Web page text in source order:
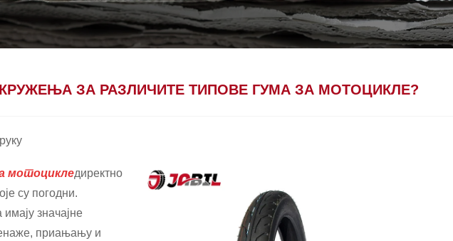
ЗА РАЗЛИЧИТЕ ТИПОВЕ ГУМА ЗА МОТОЦИКЛЕ?
мотоцикледиректно
су погодни.
имају значајне
приањању и